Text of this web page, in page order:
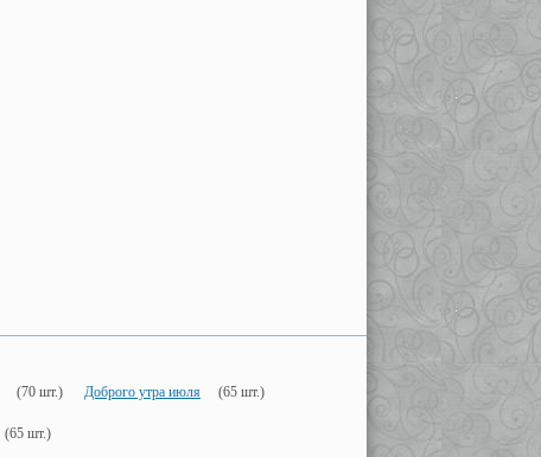
(70 шт.) Доброго утра июля (65 шт.)
(65 шт.)